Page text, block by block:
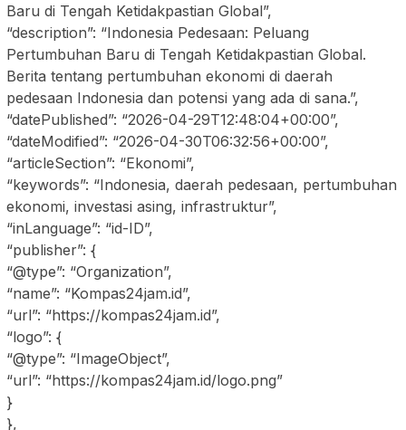
Baru di Tengah Ketidakpastian Global”,
“description”: “Indonesia Pedesaan: Peluang
Pertumbuhan Baru di Tengah Ketidakpastian Global.
Berita tentang pertumbuhan ekonomi di daerah
pedesaan Indonesia dan potensi yang ada di sana.”,
“datePublished”: “2026-04-29T12:48:04+00:00”,
“dateModified”: “2026-04-30T06:32:56+00:00”,
“articleSection”: “Ekonomi”,
“keywords”: “Indonesia, daerah pedesaan, pertumbuhan
ekonomi, investasi asing, infrastruktur”,
“inLanguage”: “id-ID”,
“publisher”: {
“@type”: “Organization”,
“name”: “Kompas24jam.id”,
“url”: “https://kompas24jam.id”,
“logo”: {
“@type”: “ImageObject”,
“url”: “https://kompas24jam.id/logo.png”
}
},